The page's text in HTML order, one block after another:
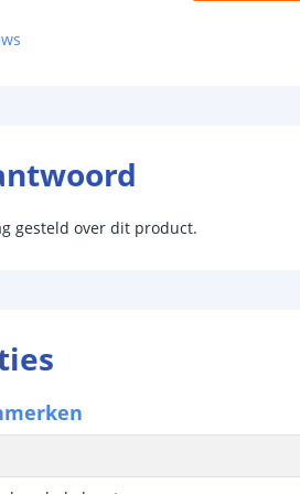
gesteld over dit product.